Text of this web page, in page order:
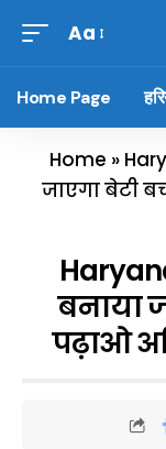
Aa
Home Page
Home »
जाएगा बेटी
बनाया
पढ़ाओ